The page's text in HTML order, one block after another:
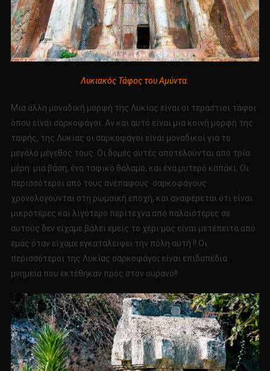
Λυκιακός Τάφος του Αμύντα.
Μια άλλη μοναδική μορφή της Λυκίας είναι οι τεράστιοι τάφοι
όπου είναι σαρκοφάγοι. Αν και αυτό είναι μια κοινή μορφή της
ταφής, της Λυκίας οι σαρκοφάγοι είναι μοναδικοί για το
μεγάλο μέγεθος τους. Οι δομές αυτές αποτελούνται από τρία
μέρη: μια βάση, ένα ταφικό θάλαμο, και ένα μυτερό καπάκι. Οι
περισσότεροι από τους ανέπαφους σαρκοφάγους
χρονολογούνται στη ρωμαϊκή εποχή, και αναφέρεται ότι είναι
μικρότερες και λιγότερο περίτεχνα από παλαιότερες σε
αυτούς δεν είχαμε βάλει εμείς το χέρι μας είναι μετέπειτα από
εμάς όταν είχαμε εγκαταλείψει την πόλη αυτή !! Οι
περισσότεροι της Λυκίας σαρκοφάγοι είναι επιδαπέδια
μνημεία που εκτέθηκαν προς στον ουρανό!!